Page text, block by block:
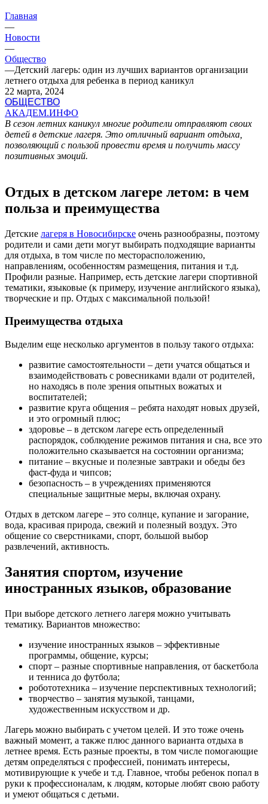
Главная
—
Новости
—
Общество
—Детский лагерь: один из лучших вариантов организации
летнего отдыха для ребенка в период каникул
22 марта, 2024
ОБЩЕСТВО
АКАДЕМ.ИНФО
В сезон летних каникул многие родители отправляют своих
детей в детские лагеря. Это отличный вариант отдыха,
позволяющий с пользой провести время и получить массу
позитивных эмоций.
Отдых в детском лагере летом: в чем
польза и преимущества
Детские лагеря в Новосибирске очень разнообразны, поэтому
родители и сами дети могут выбирать подходящие варианты
для отдыха, в том числе по месторасположению,
направлениям, особенностям размещения, питания и т.д.
Профили разные. Например, есть детские лагери спортивной
тематики, языковые (к примеру, изучение английского языка),
творческие и пр. Отдых с максимальной пользой!
Преимущества отдыха
Выделим еще несколько аргументов в пользу такого отдыха:
развитие самостоятельности – дети учатся общаться и
взаимодействовать с ровесниками вдали от родителей,
но находясь в поле зрения опытных вожатых и
воспитателей;
развитие круга общения – ребята находят новых друзей,
и это огромный плюс;
здоровье – в детском лагере есть определенный
распорядок, соблюдение режимов питания и сна, все это
положительно сказывается на состоянии организма;
питание – вкусные и полезные завтраки и обеды без
фаст-фуда и чипсов;
безопасность – в учреждениях применяются
специальные защитные меры, включая охрану.
Отдых в детском лагере – это солнце, купание и загорание,
вода, красивая природа, свежий и полезный воздух. Это
общение со сверстниками, спорт, большой выбор
развлечений, активность.
Занятия спортом, изучение
иностранных языков, образование
При выборе детского летнего лагеря можно учитывать
тематику. Вариантов множество:
изучение иностранных языков – эффективные
программы, общение, курсы;
спорт – разные спортивные направления, от баскетбола
и тенниса до футбола;
робототехника – изучение перспективных технологий;
творчество – занятия музыкой, танцами,
художественным искусством и др.
Лагерь можно выбирать с учетом целей. И это тоже очень
важный момент, а также плюс данного варианта отдыха в
летнее время. Есть разные проекты, в том числе помогающие
детям определяться с профессией, понимать интересы,
мотивирующие к учебе и т.д. Главное, чтобы ребенок попал в
руки к профессионалам, к людям, которые любят свою работу
и умеют общаться с детьми.